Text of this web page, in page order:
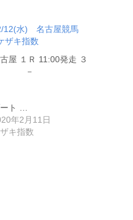
12(水) 名古屋競馬
ザキ指数
屋 １Ｒ 11:00発走 ３
－
ト …
年2月11日
キ指数